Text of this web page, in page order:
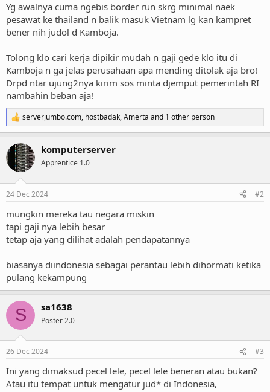
Yg awalnya cuma ngebis border run skrg minimal naek
pesawat ke thailand n balik masuk Vietnam lg kan kampret
bener nih judol d Kamboja.
Tolong klo cari kerja dipikir mudah n gaji gede klo itu di
Kamboja n ga jelas perusahaan apa mending ditolak aja bro!
Drpd ntar ujung2nya kirim sos minta djemput pemerintah RI
nambahin beban aja!
R
e
c
i
s
serverjumbo.com, hostbadak,Amerta and 1 other person
komputerserver
Apprentice 1.0
24 Dec 2024 #2
mungkin mereka tau negara miskin
tapi gaji nya lebih besar
tetap aja yang dilihat adalah pendapatannya
biasanya diindonesia sebagai perantau lebih dihormati ketika
pulang kekampung
S sa1638
Poster 2.0
26 Dec 2024 #3
Ini yang dimaksud pecel lele, pecel lele beneran atau bukan?
Atau itu tempat untuk mengatur jud* di Indonesia,